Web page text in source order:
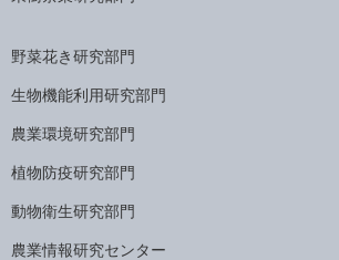
野菜花き研究部門
生物機能利用研究部門
農業環境研究部門
植物防疫研究部門
動物衛生研究部門
農業情報研究センター